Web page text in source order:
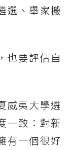
選、舉家搬
也要評估自
威夷大學遴
一致：對新
有一個很好